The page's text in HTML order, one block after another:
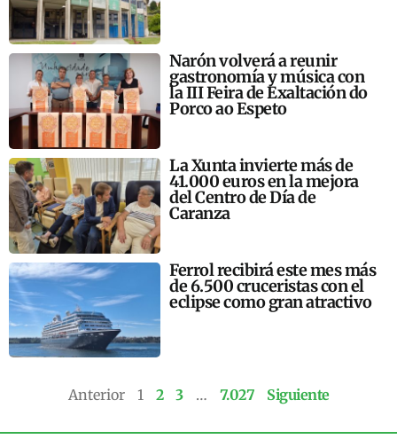
Narón volverá a reunir
gastronomía y música con
la III Feira de Exaltación do
Porco ao Espeto
La Xunta invierte más de
41.000 euros en la mejora
del Centro de Día de
Caranza
Ferrol recibirá este mes más
de 6.500 cruceristas con el
eclipse como gran atractivo
Anterior 1 2 3 … 7.027 Siguiente